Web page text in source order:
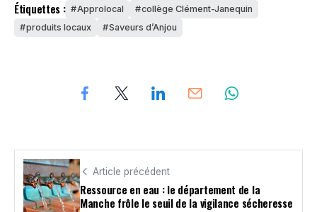
Étiquettes : Approlocal
collège Clément-Janequin
produits locaux
Saveurs d’Anjou
Article précédent
Ressource en eau : le département de la
Manche frôle le seuil de la vigilance sécheresse